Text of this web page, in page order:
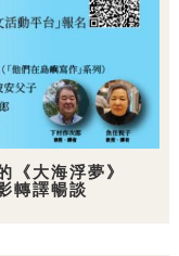
《大海浮夢》
轉譯暢談